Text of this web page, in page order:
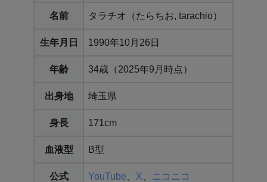
名前 タラチオ（たらちお, tarachio）
生年月日 1990年10月26日
年齢 34歳（2025年9月時点）
出身地 埼玉県
身長 171cm
血液型 B型
公式 YouTube X ニコニコ